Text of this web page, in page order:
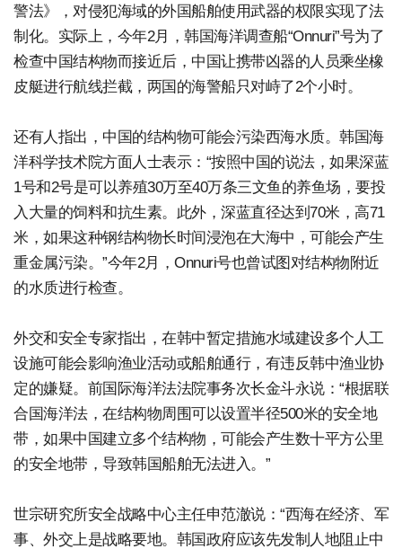
警法》，对侵犯海域的外国船舶使用武器的权限实现了法
制化。实际上，今年2月，韩国海洋调查船“Onnuri”号为了
检查中国结构物而接近后，中国让携带凶器的人员乘坐橡
皮艇进行航线拦截，两国的海警船只对峙了2个小时。
还有人指出，中国的结构物可能会污染西海水质。韩国海
洋科学技术院方面人士表示：“按照中国的说法，如果深蓝
1号和2号是可以养殖30万至40万条三文鱼的养鱼场，要投
入大量的饲料和抗生素。此外，深蓝直径达到70米，高71
米，如果这种钢结构物长时间浸泡在大海中，可能会产生
重金属污染。”今年2月，Onnuri号也曾试图对结构物附近
的水质进行检查。
外交和安全专家指出，在韩中暂定措施水域建设多个人工
设施可能会影响渔业活动或船舶通行，有违反韩中渔业协
定的嫌疑。前国际海洋法法院事务次长金斗永说：“根据联
合国海洋法，在结构物周围可以设置半径500米的安全地
带，如果中国建立多个结构物，可能会产生数十平方公里
的安全地带，导致韩国船舶无法进入。”
世宗研究所安全战略中心主任申范澈说：“西海在经济、军
事、外交上是战略要地。韩国政府应该先发制人地阻止中